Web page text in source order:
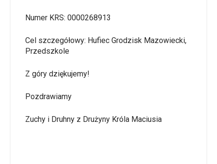
Numer KRS: 0000268913
Cel szczegółowy: Hufiec Grodzisk Mazowiecki,
Przedszkole
Z góry dziękujemy!
Pozdrawiamy
Zuchy i Druhny z Drużyny Króla Maciusia